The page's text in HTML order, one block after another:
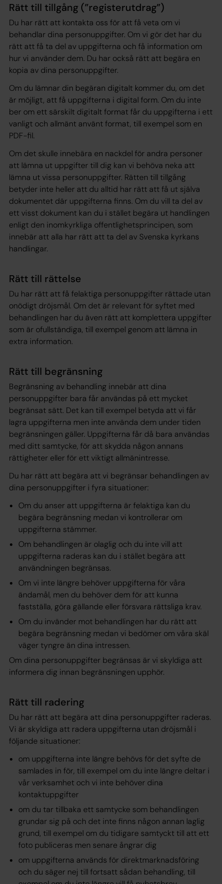
Rätt till tillgång (”registerutdrag”)
Du har rätt att kontakta oss för att få veta om vi
behandlar dina personuppgifter. Om vi gör det har du
rätt att få ta del av uppgifterna och få information om
hur vi använder dem. Du har också rätt att begära en
kopia av dina personuppgifter.
Om du lämnar din begäran digitalt kommer du, om det
är möjligt, att få uppgifterna i digital form. Om du inte
ber om ett särskilt digitalt format får du uppgifterna i ett
vanligt och allmänt använt format, till exempel som en
PDF-fil.
Om det skulle innebära en nackdel för andra personer
att lämna ut uppgifter till dig kan vi behöva neka att
lämna ut vissa personuppgifter. Rätten till tillgång
betyder inte heller att du alltid har rätt att få ut själva
dokumentet där uppgifterna finns. Om du vill ta del av
ett visst dokument kan du i stället begära ut handlingen
enligt den inomkyrkliga offentlighetsprincipen, som
innebär att alla har rätt att ta del av Svenska kyrkans
handlingar.
Rätt till rättelse
Du har rätt att få felaktiga personuppgifter rättade utan
onödigt dröjsmål. Om det är relevant för syftet med
behandlingen har du även rätt att komplettera uppgifter
som är ofullständiga, till exempel genom att lämna in
extra information.
Rätt till begränsning
Begränsning av behandling innebär att dina
personuppgifter bara får användas på ett mycket
begränsat sätt. Det kan till exempel betyda att vi får
lagra uppgifterna men inte använda dem under tiden
begränsningen gäller. Uppgifterna får då bara användas
med ditt samtycke, för att skydda någon annans
rättigheter eller för ett viktigt allmänintresse.
Du har rätt att begära att vi begränsar behandlingen av
dina personuppgifter i fyra situationer:
Om du anser att uppgifterna är felaktiga kan du
begära begränsning medan vi kontrollerar om
uppgifterna stämmer.
Om behandlingen är olaglig och du inte vill att
uppgifterna raderas kan du i stället begära att
användningen begränsas.
Om vi inte längre behöver uppgifterna för våra
ändamål, men du behöver dem för att kunna
fastställa, göra gällande eller försvara rättsliga krav.
Om du invänder mot behandlingen har du rätt att
begära begränsning medan vi bedömer om våra skäl
väger tyngre än dina intressen.
Om dina personuppgifter begränsas är vi skyldiga att
informera dig innan begränsningen upphör.
Rätt till radering
Du har rätt att begära att dina personuppgifter raderas.
Vi är skyldiga att radera uppgifterna utan dröjsmål i
följande situationer:
om uppgifterna inte längre behövs för det syfte de
samlades in för, till exempel om du inte längre deltar i
vår verksamhet och vi inte behöver dina
kontaktuppgifter
om du tar tillbaka ett samtycke som behandlingen
grundar sig på och det inte finns någon annan laglig
grund, till exempel om du tidigare samtyckt till att ett
foto publiceras men senare ångrar dig
om uppgifterna används för direktmarknadsföring
och du säger nej till fortsatt sådan behandling, till